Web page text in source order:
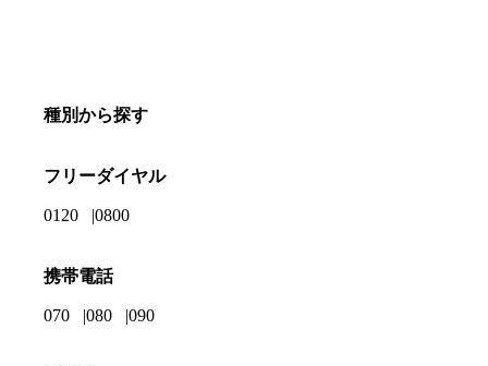
種別から探す
フリーダイヤル
0120 0800
携帯電話
070 080 090